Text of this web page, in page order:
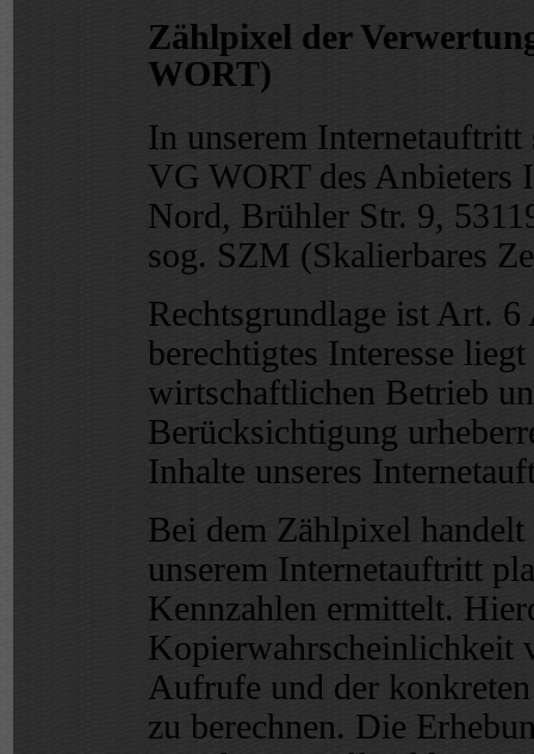
Zählpixel der
WORT)
In unserem
VG WORT des
Nord, Brühler Str. 9,
sog. SZM (Skalierbares
Rechtsgrundlage ist Art.
berechtigtes Interesse
wirtschaftlichen Betrieb
Berücksichtigung
Inhalte unseres
Bei dem Zählpixel
unserem Internetauftritt
Kennzahlen ermittelt.
Kopierwahrscheinlichkeit
Aufrufe und der
zu berechnen. Die